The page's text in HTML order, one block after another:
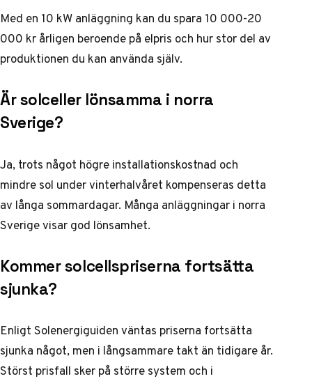
Med en 10 kW anläggning kan du spara 10 000-20
000 kr årligen beroende på elpris och hur stor del av
produktionen du kan använda själv.
Är solceller lönsamma i norra
Sverige?
Ja, trots något högre installationskostnad och
mindre sol under vinterhalvåret kompenseras detta
av långa sommardagar. Många anläggningar i norra
Sverige visar god lönsamhet.
Kommer solcellspriserna fortsätta
sjunka?
EnligtSolenergiguidenväntas priserna fortsätta
sjunka något, men i långsammare takt än tidigare år.
Störst prisfall sker på större system och i